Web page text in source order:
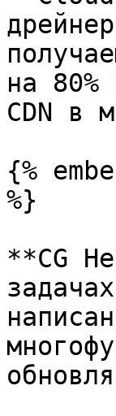
на
CDN в
{%
%}
**CG